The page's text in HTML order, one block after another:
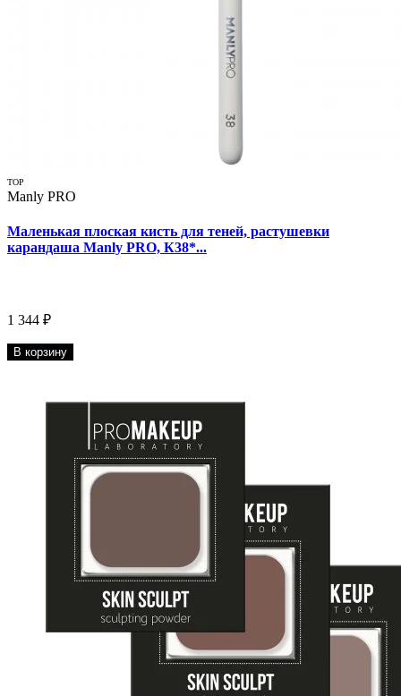
TOP
Manly PRO
Маленькая плоская кисть для теней, растушевки
карандаша Manly PRO, К38*...
1 344 ₽
В корзину